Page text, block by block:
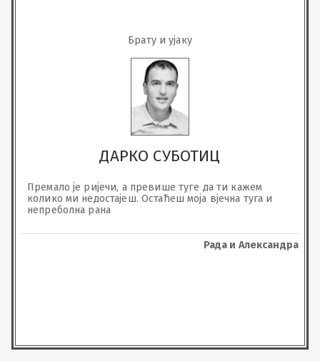
Брату и ујаку
ДАРКО СУБОТИЦ
Премало је ријечи, а превише туге да ти кажем
колико ми недостајеш. Остаћеш моја вјечна туга и
непреболна рана
Рада и Александра